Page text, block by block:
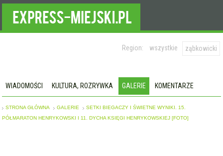
Region: wszystkie ząbkowicki
WIADOMOŚCI KULTURA, ROZRYWKA GALERIE KOMENTARZE
STRONA GŁÓWNA GALERIE
SETKI BIEGACZY I ŚWIETNE WYNIKI. 15.
PÓŁMARATON HENRYKOWSKI I 11. DYCHA KSIĘGI HENRYKOWSKIEJ [FOTO]